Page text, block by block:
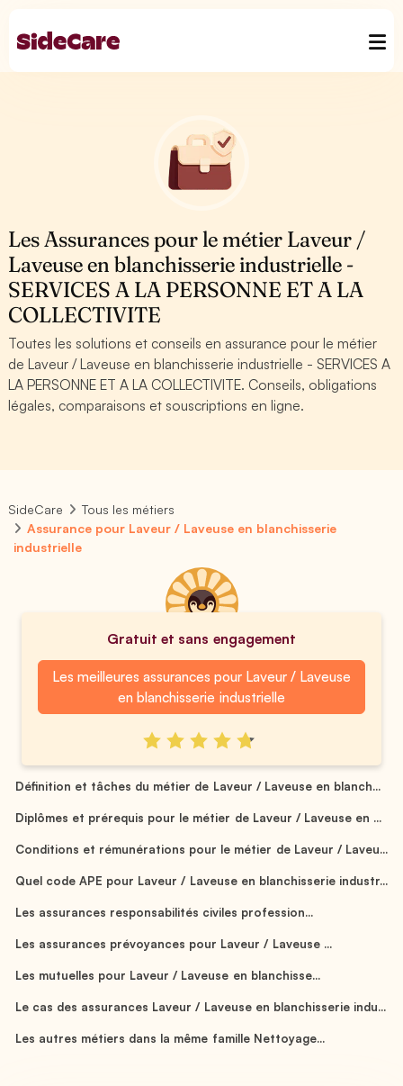
Les Assurances pour le métier Laveur /
Laveuse en blanchisserie industrielle -
SERVICES A LA PERSONNE ET A LA
COLLECTIVITE
Toutes les solutions et conseils en assurance pour le métier
de Laveur / Laveuse en blanchisserie industrielle - SERVICES A
LA PERSONNE ET A LA COLLECTIVITE. Conseils, obligations
légales, comparaisons et souscriptions en ligne.
SideCare
Tous les métiers
Assurance pour Laveur / Laveuse en blanchisserie
industrielle
Gratuit et sans engagement
Les meilleures assurances pour Laveur / Laveuse
en blanchisserie industrielle
Définition et tâches du métier de Laveur / Laveuse en blanch...
Diplômes et prérequis pour le métier de Laveur / Laveuse en ...
Conditions et rémunérations pour le métier de Laveur / Laveu...
Quel code APE pour Laveur / Laveuse en blanchisserie industr...
Les assurances responsabilités civiles profession...
Les assurances prévoyances pour Laveur / Laveuse ...
Les mutuelles pour Laveur / Laveuse en blanchisse...
Le cas des assurances Laveur / Laveuse en blanchisserie indu...
Les autres métiers dans la même famille Nettoyage...